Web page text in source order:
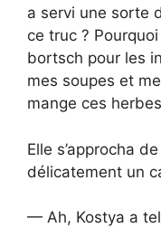
a servi une sorte
ce truc ?
bortsch pour les
mes soupes et
mange ces
Elle s’approcha
délicatement un
— Ah, Kostya a